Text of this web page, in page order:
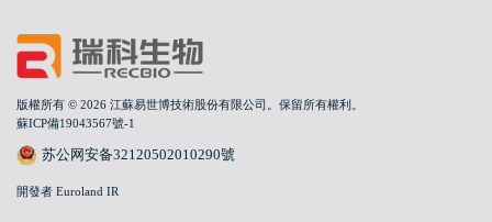
版權所有 © 2026 江蘇易世博技術股份有限公司。保留所有權利。
蘇ICP備19043567號-1
苏公网安备32120502010290號
開發者 Euroland IR